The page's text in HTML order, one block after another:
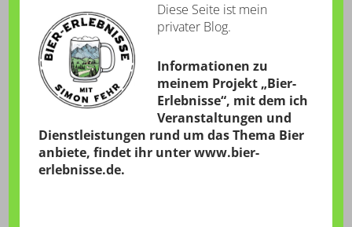
KATEGORIE:SAISON-
SONETT
SAISON-SONETT: 34.
SPIELTAG
Diese Seite ist mein
privater Blog.
Informationen zu
meinem Projekt „Bier-
Erlebnisse“, mit dem ich
Veranstaltungen und
Dienstleistungen rund um das Thema Bier
anbiete, findet ihr unterwww.bier-
erlebnisse.de.